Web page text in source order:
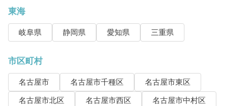
東海
岐阜県 静岡県 愛知県 三重県
市区町村
名古屋市 名古屋市千種区
名古屋市東区
名古屋市北区
名古屋市西区
名古屋市中村区